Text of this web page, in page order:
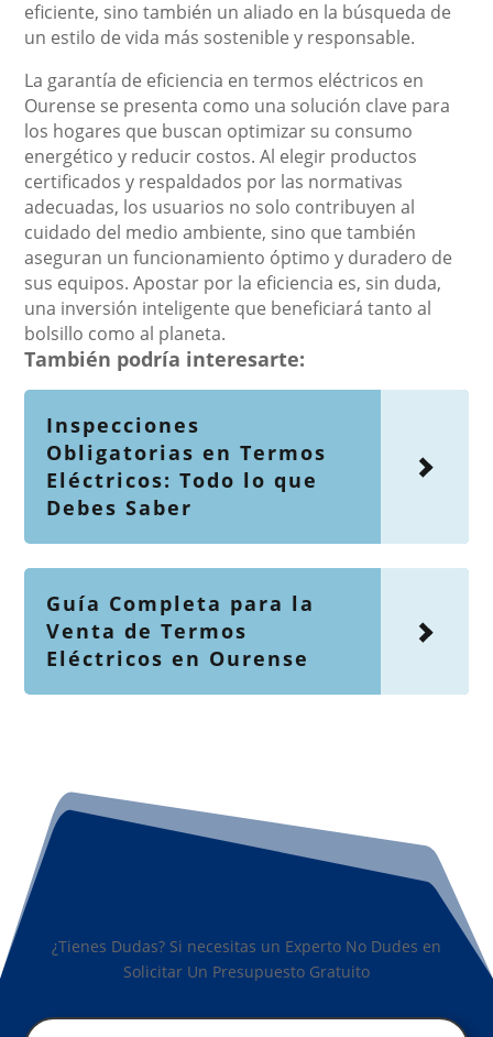
eficiente, sino también un aliado en la búsqueda de
un estilo de vida más sostenible y responsable.
La garantía de eficiencia en termos eléctricos en
Ourense se presenta como una solución clave para
los hogares que buscan optimizar su consumo
energético y reducir costos. Al elegir productos
certificados y respaldados por las normativas
adecuadas, los usuarios no solo contribuyen al
cuidado del medio ambiente, sino que también
aseguran un funcionamiento óptimo y duradero de
sus equipos. Apostar por la eficiencia es, sin duda,
una inversión inteligente que beneficiará tanto al
bolsillo como al planeta.
También podría interesarte:
Inspecciones
Obligatorias en Termos
Eléctricos: Todo lo que
Debes Saber
Guía Completa para la
Venta de Termos
Eléctricos en Ourense
¿Tienes Dudas? Si necesitas un Experto No Dudes en
Solicitar Un Presupuesto Gratuito